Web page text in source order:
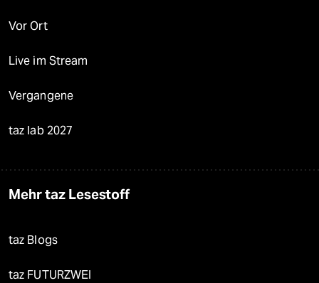
Vor Ort
Live im Stream
Vergangene
taz lab 2027
Mehr taz Lesestoff
taz Blogs
taz FUTURZWEI